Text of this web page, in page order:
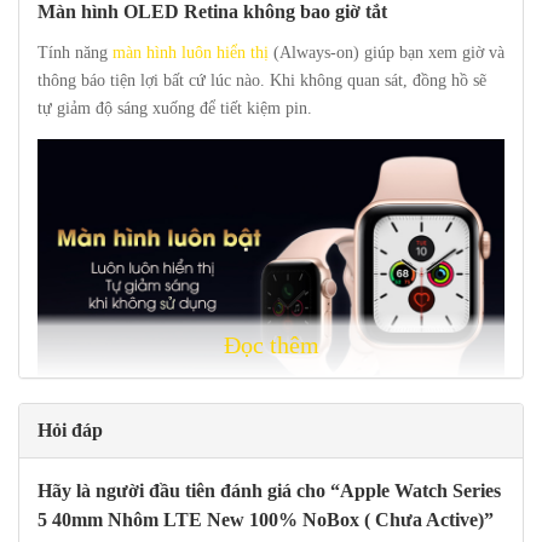
Màn hình OLED Retina không bao giờ tắt
Tính năng màn hình luôn hiển thị (Always-on) giúp bạn xem giờ và
thông báo tiện lợi bất cứ lúc nào. Khi không quan sát, đồng hồ sẽ
tự giảm độ sáng xuống để tiết kiệm pin.
Màn hình trên
cấp, tiết kiệm pin hơn, độ sắc nét đạt chuẩn Retina – nghĩa là bạn
rất khó để nhận biết các điểm ảnh, rỗ hạt bằng mắt thường.
Đọc thêm
Hỏi đáp
Hãy là người đầu tiên đánh giá cho “Apple Watch Series
5 40mm Nhôm LTE New 100% NoBox ( Chưa Active)”